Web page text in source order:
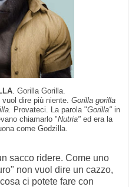
. Gorilla Gorilla.
dire più niente. Gorilla gorilla
Provateci. La parola "Gorilla" in
chiamarlo "Nutria" ed era la
come Godzilla.
sacco ridere. Come uno
non vuol dire un cazzo,
ci potete fare con